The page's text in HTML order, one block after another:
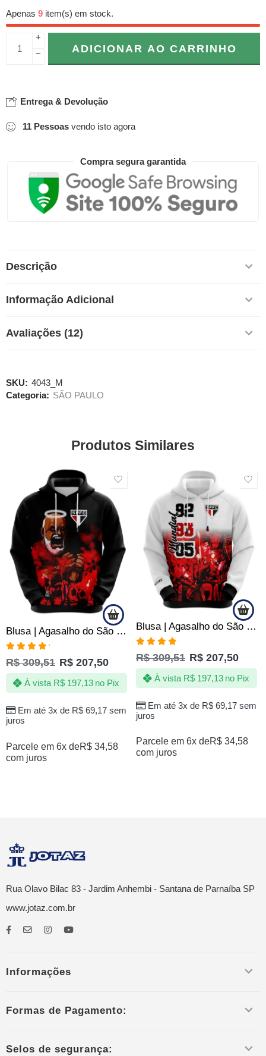
Apenas 9 item(s) em stock.
+
−
ADICIONAR AO CARRINHO
Entrega & Devolução
11 Pessoas vendo isto agora
Compra segura garantida
Descrição
Informação Adicional
Avaliações (12)
SKU: 4043_M
Categoria: SÃO PAULO
Produtos Similares
Blusa | Agasalho do São Paulo SPFC – Vovô Tricolor Vibrante – Produto Oficial
Avaliação
5.00de 5
R$309,51 R$ 207,50
Em até 3x de R$69,17sem
juros
À vista R$197,13 no Pix
Parcele em 6x deR$ 34,58
com juros
Blusa | Agasalho do São Paulo SPFC Vovô de Quebrada – Oficial
Avaliação
4.90de 5
R$309,51 R$ 207,50
Em até 3x de R$69,17sem
juros
À vista R$197,13 no Pix
Parcele em 6x deR$ 34,58
com juros
Rua Olavo Bilac 83 - Jardim Anhembi - Santana de Parnaíba SP
www.jotaz.com.br
Informações
Formas de Pagamento:
Selos de segurança: